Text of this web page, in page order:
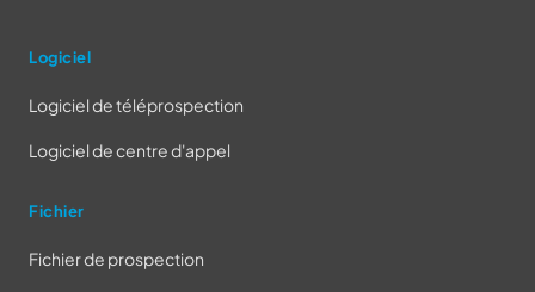
Logiciel
Logiciel de téléprospection
Logiciel de centre d'appel
Fichier
Fichier de prospection